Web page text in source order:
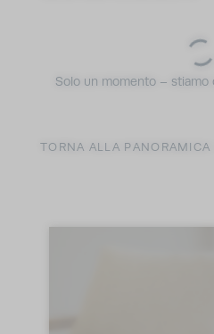
Solo un momento –
TORNA ALLA PANORAMICA